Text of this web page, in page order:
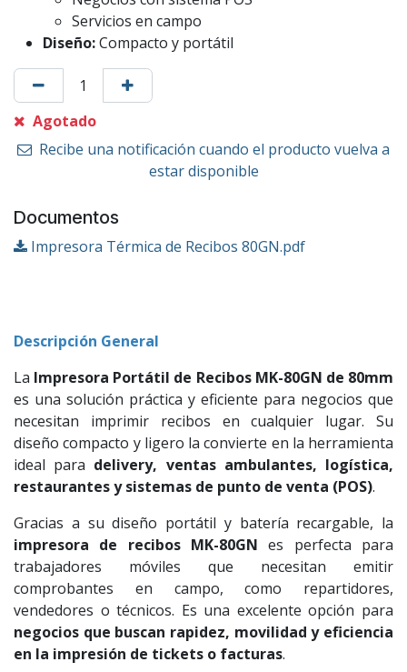
Servicios en campo
Diseño:Compacto y portátil
Agotado
Recibe una notificación cuando el producto vuelva a
estar disponible
Documentos
Impresora Térmica de Recibos 80GN.pdf
Descripción General
La Impresora Portátil de Recibos MK-80GN de 80mm
es una solución práctica y eficiente para negocios que
necesitan imprimir recibos en cualquier lugar. Su
diseño compacto y ligero la convierte en la herramienta
ideal para delivery, ventas ambulantes, logística,
restaurantes y sistemas de punto de venta (POS).
Gracias a su diseño portátil y batería recargable, la
impresora de recibos MK-80GN es perfecta para
trabajadores móviles que necesitan emitir
comprobantes en campo, como repartidores,
vendedores o técnicos. Es una excelente opción para
negocios que buscan rapidez, movilidad y eficiencia
en la impresión de tickets o facturas.